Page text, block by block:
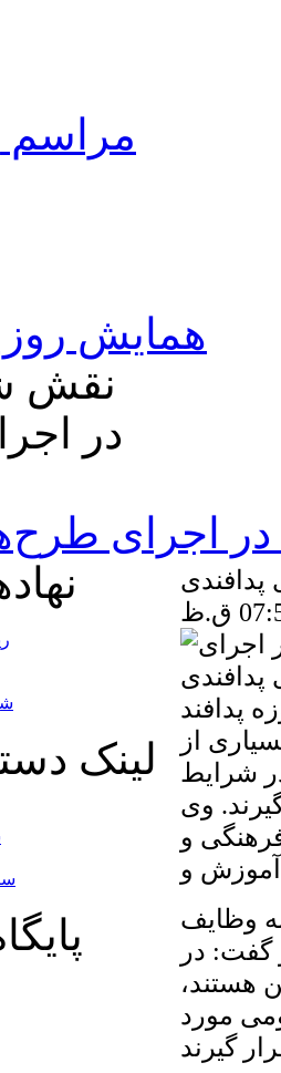
مراسم
همایش
اجرای
پدافند
از
شرایط
وی
و
وظایف
گفت: در
هستند،
مورد
لینک